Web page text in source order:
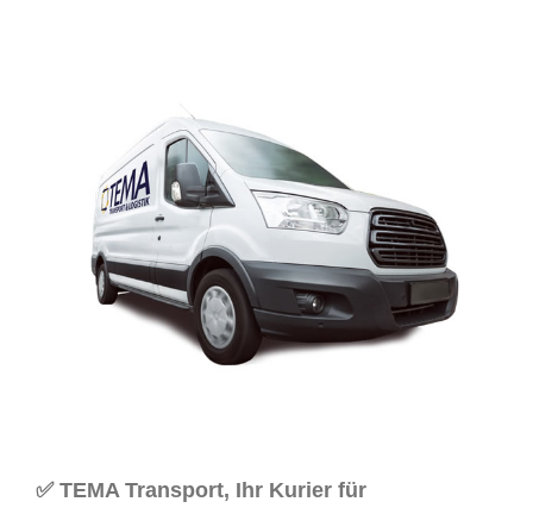
✅ TEMA Transport, Ihr Kurier für